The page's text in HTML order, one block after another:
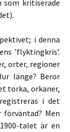
som kritiserade
i denna
’flyktingkris’.
orter, regioner
länge? Beror
torka, orkaner,
i det
Men
talet är en